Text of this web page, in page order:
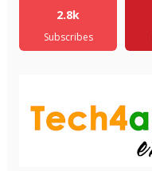
2.8k
Subscribes